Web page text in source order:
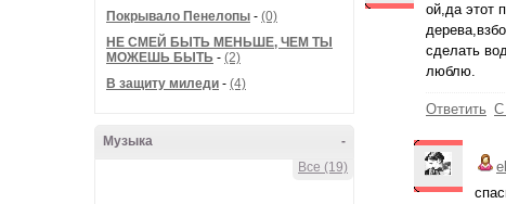
Покрывало Пенелопы - (0)
НЕ СМЕЙ БЫТЬ МЕНЬШЕ, ЧЕМ ТЫ
МОЖЕШЬ БЫТЬ - (2)
В защиту миледи - (4)
-
Музыка
Все (19)
ой,да этот
сделать
люблю.
Ответить С